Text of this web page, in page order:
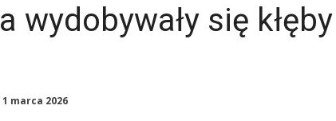
wydobywały się
1 marca 2026